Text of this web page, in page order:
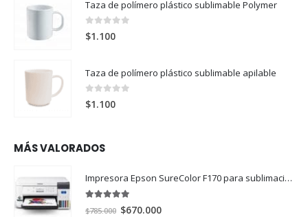
Taza de polímero plástico sublimable Polymer
0 out of 5
$1.100
Taza de polímero plástico sublimable apilable
0 out of 5
$1.100
MÁS VALORADOS
Impresora Epson SureColor F170 para sublimación
out of 5
$785.000 El
$670.000El